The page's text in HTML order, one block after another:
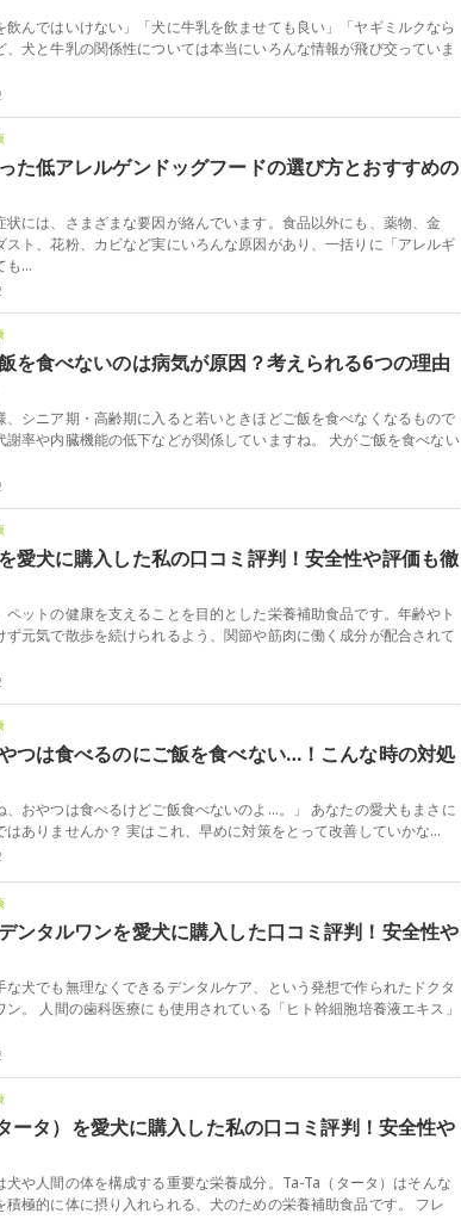
飲んではいけない」「犬に牛乳を飲ませても良い」「ヤギミルクなら
、犬と牛乳の関係性については本当にいろんな情報が飛び交っていま
た低アレルゲンドッグフードの選び方とおすすめの
状には、さまざまな要因が絡んでいます。食品以外にも、薬物、金
スト、花粉、カビなど実にいろんな原因があり、一括りに「アレルギ
も…
を食べないのは病気が原因？考えられる6つの理由
、シニア期・高齢期に入ると若いときほどご飯を食べなくなるもので
謝率や内臓機能の低下などが関係していますね。 犬がご飯を食べない
愛犬に購入した私の口コミ評判！安全性や評価も徹
ペットの健康を支えることを目的とした栄養補助食品です。年齢やト
ず元気で散歩を続けられるよう、関節や筋肉に働く成分が配合されて
つは食べるのにご飯を食べない…！こんな時の対処
、おやつは食べるけどご飯食べないのよ…。」 あなたの愛犬もまさに
はありませんか？ 実はこれ、早めに対策をとって改善していかな…
ンタルワンを愛犬に購入した口コミ評判！安全性や
な犬でも無理なくできるデンタルケア、という発想で作られたドクタ
ン。 人間の歯科医療にも使用されている「ヒト幹細胞培養液エキス」
ータ）を愛犬に購入した私の口コミ評判！安全性や
犬や人間の体を構成する重要な栄養成分。Ta-Ta（タータ）はそんな
積極的に体に摂り入れられる、犬のための栄養補助食品です。 フレ